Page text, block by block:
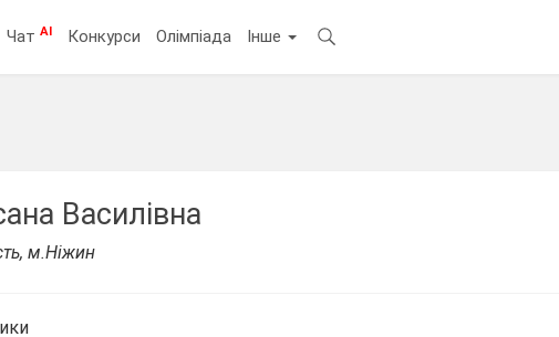
ЧатAI Конкурси Олімпіада Інше
Василівна
м.Ніжин